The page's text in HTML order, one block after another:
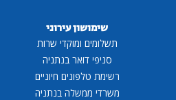
שימושון עירוני
תשלומים ומוקדי שרות
סניפי דואר בנתניה
רשימת טלפונים חיוניים
משרדי ממשלה בנתניה